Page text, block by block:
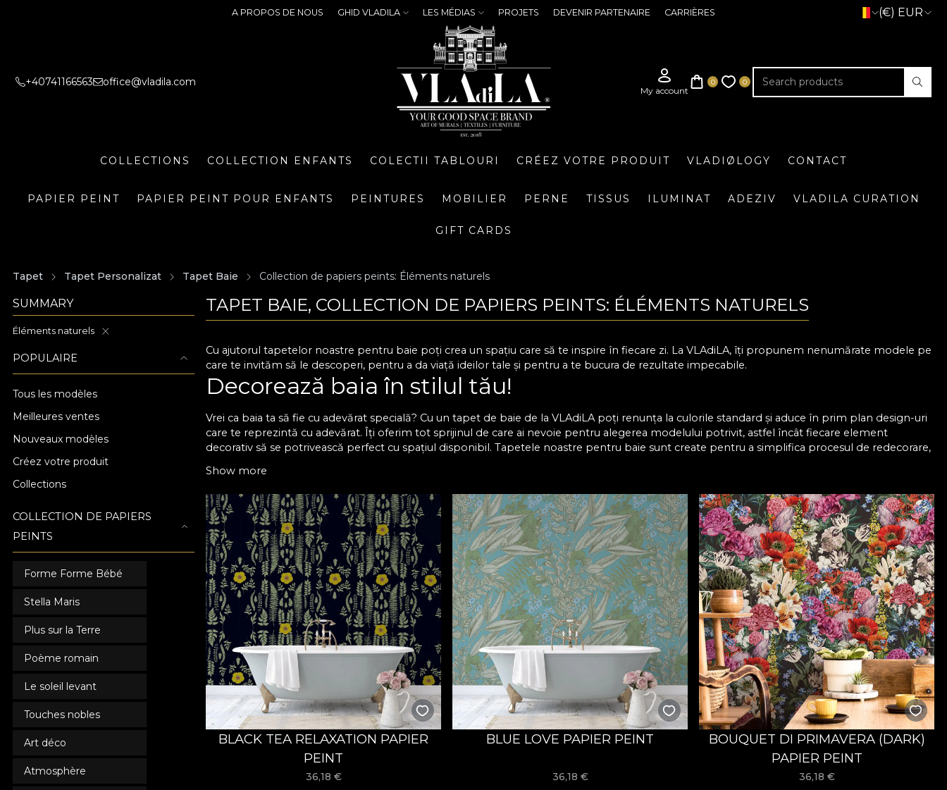
A PROPOS DE NOUS GHID VLADILA LES MÉDIAS PROJETS DEVENIR PARTENAIRE CARRIÈRES (€) EUR
+40741166563 office@vladila.com
COLLECTIONS COLLECTION ENFANTS COLECTII TABLOURI CRÉEZ VOTRE PRODUIT VLADIØLOGY CONTACT
PAPIER PEINT PAPIER PEINT POUR ENFANTS PEINTURES MOBILIER PERNE TISSUS ILUMINAT ADEZIV VLADILA CURATION
GIFT CARDS
Tapet Tapet Personalizat Tapet Baie Collection de papiers peints: Éléments naturels
SUMMARY
Éléments naturels
POPULAIRE
Tous les modèles
Meilleures ventes
Nouveaux modèles
Créez votre produit
Collections
COLLECTION DE PAPIERS
PEINTS
Forme Forme Bébé
Stella Maris
Plus sur la Terre
Poème romain
Le soleil levant
Touches nobles
Art déco
Atmosphère
TAPET BAIE, COLLECTION DE PAPIERS PEINTS: ÉLÉMENTS NATURELS
Cu ajutorul tapetelor noastre pentru baie poți crea un spațiu care să te inspire în fiecare zi. La VLAdiLA, îți propunem nenumărate modele pe
care te invităm să le descoperi, pentru a da viață ideilor tale și pentru a te bucura de rezultate impecabile.
Decorează baia în stilul tău!
Vrei ca baia ta să fie cu adevărat specială? Cu un tapet de baie de la VLAdiLA poți renunța la culorile standard și aduce în prim plan design-uri
care te reprezintă cu adevărat. Îți oferim tot sprijinul de care ai nevoie pentru alegerea modelului potrivit, astfel încât fiecare element
decorativ să se potrivească perfect cu spațiul disponibil. Tapetele noastre pentru baie sunt create pentru a simplifica procesul de redecorare,
diverse texturi și efecte vizuale, fără a sacrifica funcționalitatea camerei. Așadar, transformă-ți baia cu ușurință într-un loc care să te încânte și
să îți ofere, zi de zi, o stare de bine.
Alege un tapet pentru baie rezistent la apă
Tapetele pentru baie sunt concepute pentru a rezista în condiții de umiditate ridicată și îți oferă garanția, că își păstrează aspectul impecabil
pe termen lung. Poți șterge cu ușurință suprafețele, iar culorile rămân la fel de vii, fără să fie afectate de abur sau stropi de apă. Pe lângă
funcționalitate, vei descoperi și o varietate de stiluri și pattern-uri, de la modele abstracte și geometrice, până la imprimeuri inspirate din
natură. În acest fel, îți poți crea un ambient relaxant, modern sau extravagant, în funcție de ceea ce îți dorești. Mai mult decât atât, ai
posibilitatea să comanzi un tapet personalizat, care să îmbine culorile și formele exact așa cum îți dorești. Spre deosebire de opțiunile clasice,
tapetul pentru baie este ușor de aplicat, ceea ce îți permite să îți reîmprospătezi spațiul ori de câte ori simți nevoia unei schimbări, fără a fi
necesare proceduri anevoioase. Comandă chiar acum tapetul rezistent la apă și oferă băii tale o înfățișare unică!
Show more
BLACK TEA RELAXATION PAPIER
PEINT
36,18 €
BLUE LOVE PAPIER PEINT
36,18 €
BOUQUET DI PRIMAVERA (DARK)
PAPIER PEINT
36,18 €